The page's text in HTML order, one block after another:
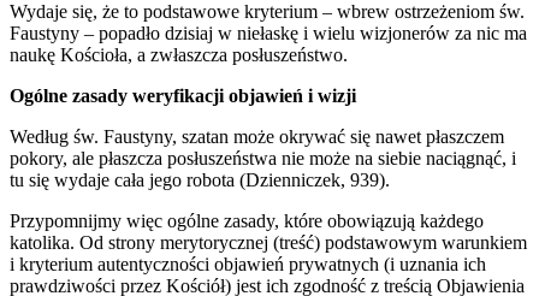
Wydaje się, że to podstawowe kryterium – wbrew ostrzeżeniom św.
Faustyny – popadło dzisiaj w niełaskę i wielu wizjonerów za nic ma
naukę Kościoła, a zwłaszcza posłuszeństwo.
Ogólne zasady weryfikacji objawień i wizji
Według św. Faustyny, szatan może okrywać się nawet płaszczem
pokory, ale płaszcza posłuszeństwa nie może na siebie naciągnąć, i
tu się wydaje cała jego robota (Dzienniczek, 939).
Przypomnijmy więc ogólne zasady, które obowiązują każdego
katolika. Od strony merytorycznej (treść) podstawowym warunkiem
i kryterium autentyczności objawień prywatnych (i uznania ich
prawdziwości przez Kościół) jest ich zgodność z treścią Objawienia